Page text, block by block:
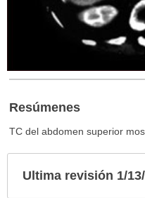
Resúmenes
TC del abdomen superior
Ultima revisión 1/